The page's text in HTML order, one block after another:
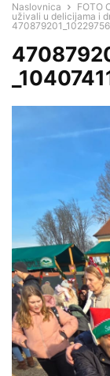
Naslovnica
FOTO
uživali u delicijama i